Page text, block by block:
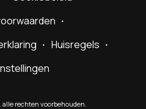
Huisregels
alle rechten voorbehouden.